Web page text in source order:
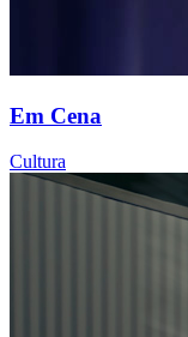
Em Cena
Cultura